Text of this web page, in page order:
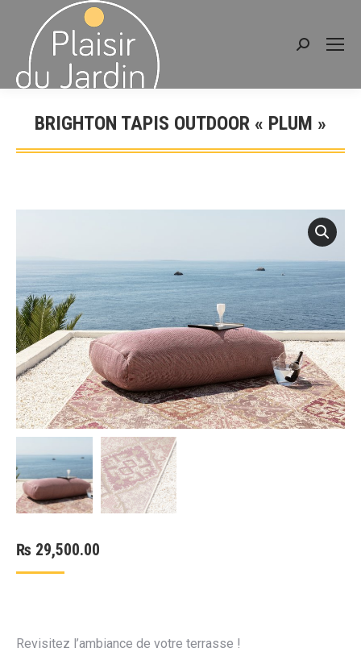
Recherche
BRIGHTON TAPIS OUTDOOR « PLUM »
Vous êtes ici :
₨ 29,500.00
Revisitez l’ambiance de votre terrasse !